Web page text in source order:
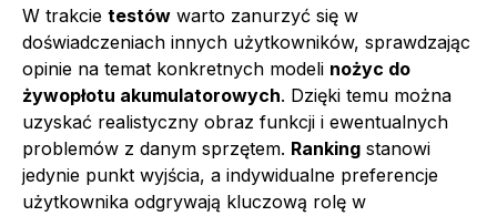
W trakcie testów warto zanurzyć się w
doświadczeniach innych użytkowników, sprawdzając
opinie na temat konkretnych modeli nożyc do
żywopłotu akumulatorowych. Dzięki temu można
uzyskać realistyczny obraz funkcji i ewentualnych
problemów z danym sprzętem. Ranking stanowi
jedynie punkt wyjścia, a indywidualne preferencje
użytkownika odgrywają kluczową rolę w